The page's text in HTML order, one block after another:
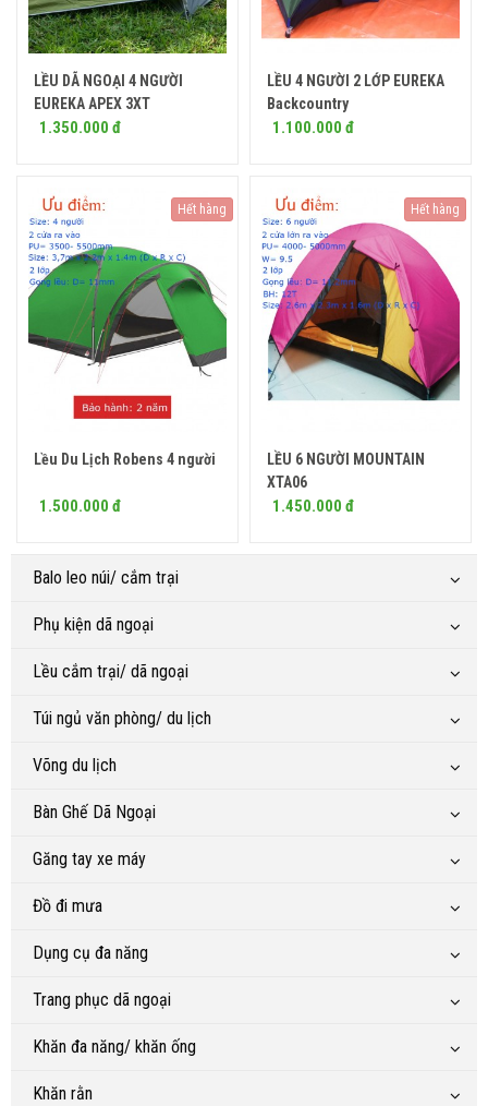
Mua ngay
LỀU DÃ NGOẠI 4 NGƯỜI
EUREKA APEX 3XT
1.350.000 đ
Mua ngay
LỀU 4 NGƯỜI 2 LỚP EUREKA
Backcountry
1.100.000 đ
Lều Du Lịch Robens 4 người
1.500.000 đ
Hết hàng
LỀU 6 NGƯỜI MOUNTAIN
XTA06
1.450.000 đ
Hết hàng
Balo leo núi/ cắm trại
Phụ kiện dã ngoại
Lều cắm trại/ dã ngoại
Túi ngủ văn phòng/ du lịch
Võng du lịch
Bàn Ghế Dã Ngoại
Găng tay xe máy
Đồ đi mưa
Dụng cụ đa năng
Trang phục dã ngoại
Khăn đa năng/ khăn ống
Khăn rằn